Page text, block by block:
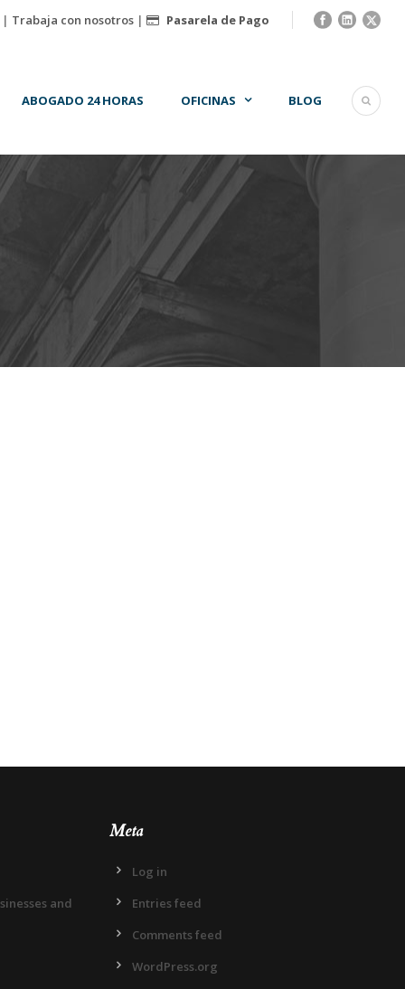
| Trabaja con nosotros | Pasarela de Pago
ABOGADO 24 HORAS OFICINAS BLOG
and
Meta
Log in
Entries feed
Comments feed
WordPress.org